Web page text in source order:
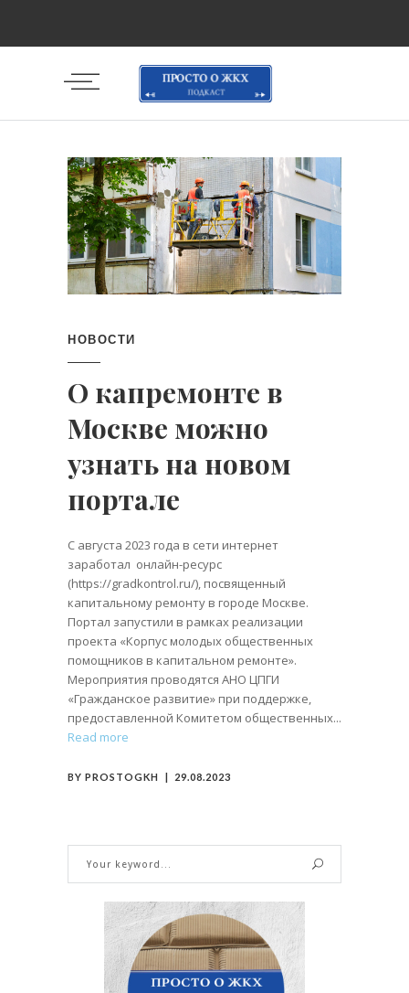
НОВОСТИ
О капремонте в
Москве можно
узнать на новом
портале
С августа 2023 года в сети интернет
заработал онлайн-ресурс
(https://gradkontrol.ru/), посвященный
капитальному ремонту в городе Москве.
Портал запустили в рамках реализации
проекта «Корпус молодых общественных
помощников в капитальном ремонте».
Мероприятия проводятся АНО ЦПГИ
«Гражданское развитие» при поддержке,
предоставленной Комитетом общественных
Read more
BY PROSTOGKH 29.08.2023